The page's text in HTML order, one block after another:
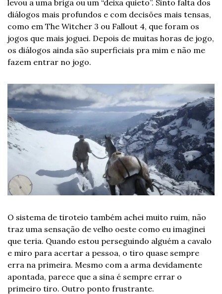
levou a uma briga ou um “deixa quieto”. Sinto falta dos
diálogos mais profundos e com decisões mais tensas,
como em The Witcher 3 ou Fallout 4, que foram os
jogos que mais joguei. Depois de muitas horas de jogo,
os diálogos ainda são superficiais pra mim e não me
fazem entrar no jogo.
O sistema de tiroteio também achei muito ruim, não
traz uma sensação de velho oeste como eu imaginei
que teria. Quando estou perseguindo alguém a cavalo
e miro para acertar a pessoa, o tiro quase sempre
erra na primeira. Mesmo com a arma devidamente
apontada, parece que a sina é sempre errar o
primeiro tiro. Outro ponto frustrante.